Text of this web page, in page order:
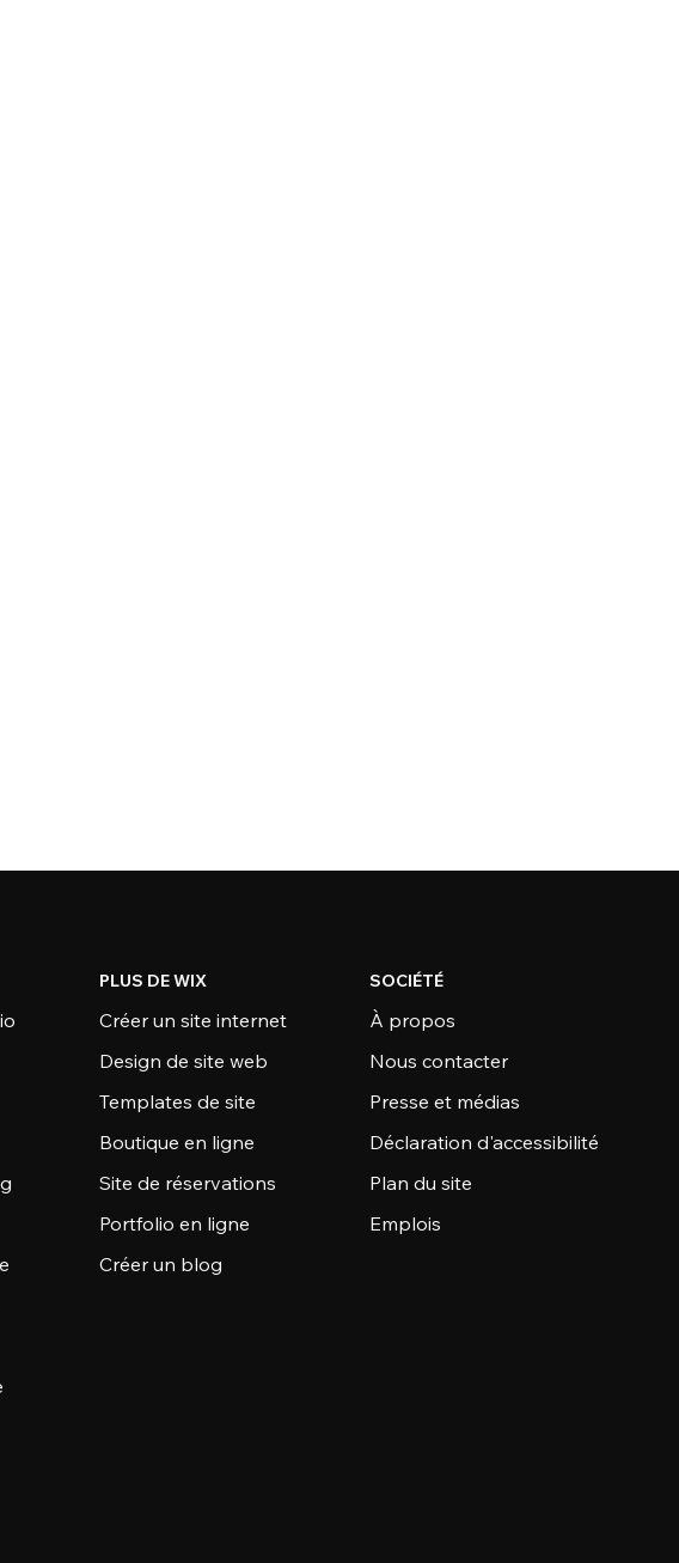
PLUS DE WIX
Créer un site internet
Design de site web
Templates de site
Boutique en ligne
Site de réservations
Portfolio en ligne
Créer un blog
SOCIÉTÉ
À propos
Nous contacter
Presse et médias
Déclaration d'accessibilité
Plan du site
Emplois